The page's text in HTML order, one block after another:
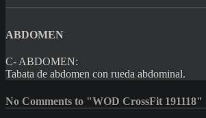
ABDOMEN
C- ABDOMEN:
Tabata de abdomen con rueda abdominal.
No Comments to "WOD CrossFit 191118"